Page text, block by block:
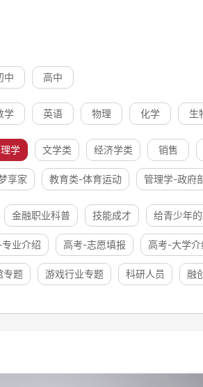
中 高中
学 英语 物理 化学 生
学 文学类 经济学类 销售
享家 教育类-体育运动 管理学-政府
金融职业科普 技能成才 给青少年
业介绍 高考-志愿填报 高考-大学介
专题 游戏行业专题 科研人员 融